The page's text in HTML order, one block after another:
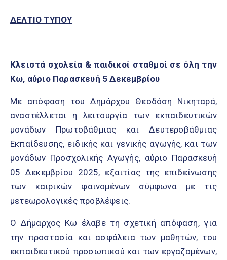
ΔΕΛΤΙΟ ΤΥΠΟΥ
Κλειστά σχολεία & παιδικοί σταθμοί σε όλη την
Κω, αύριο Παρασκευή 5 Δεκεμβρίου
Με απόφαση του Δημάρχου Θεοδόση Νικηταρά,
αναστέλλεται η λειτουργία των εκπαιδευτικών
μονάδων Πρωτοβάθμιας και Δευτεροβάθμιας
Εκπαίδευσης, ειδικής και γενικής αγωγής, και των
μονάδων Προσχολικής Αγωγής, αύριο Παρασκευή
05 Δεκεμβρίου 2025, εξαιτίας της επιδείνωσης
των καιρικών φαινομένων σύμφωνα με τις
μετεωρολογικές προβλέψεις.
Ο Δήμαρχος Κω έλαβε τη σχετική απόφαση, για
την προστασία και ασφάλεια των μαθητών, του
εκπαιδευτικού προσωπικού και των εργαζομένων,